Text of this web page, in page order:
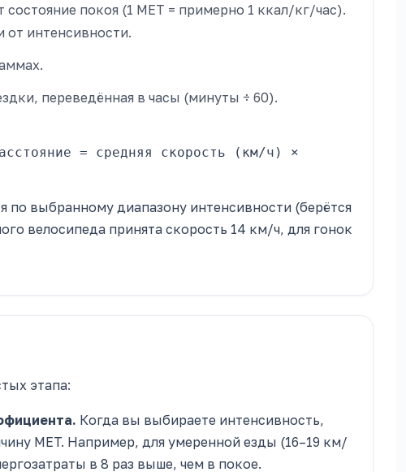
покоя (1 MET = примерно 1 ккал/кг/час).
от интенсивности.
переведённая в часы (минуты ÷ 60).
= средняя скорость (км/ч) ×
по выбранному диапазону интенсивности (берётся
велосипеда принята скорость 14 км/ч, для гонок
этапа:
Когда вы выбираете интенсивность,
MET. Например, для умеренной езды (16–19 км/
в 8 раз выше, чем в покое.